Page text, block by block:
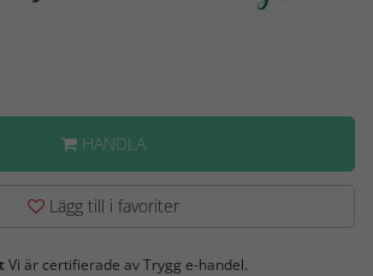
HANDLA
Lägg till i favoriter
Vi är certifierade av Trygg e-handel.